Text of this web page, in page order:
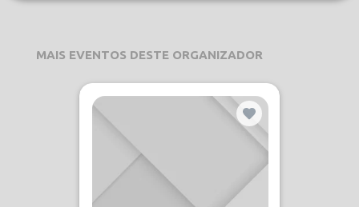
MAIS EVENTOS DESTE ORGANIZADOR